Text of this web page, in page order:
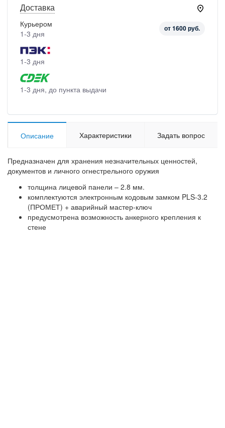
Доставка
Курьером
1-3 дня
от 1600 руб.
1-3 дня
1-3 дня, до пункта выдачи
Описание Характеристики Задать вопрос
Предназначен для хранения незначительных ценностей,
документов и личного огнестрельного оружия
толщина лицевой панели – 2.8 мм.
комплектуются электронным кодовым замком PLS-3.2
(ПРОМЕТ) + аварийный мастер-ключ
предусмотрена возможность анкерного крепления к
стене